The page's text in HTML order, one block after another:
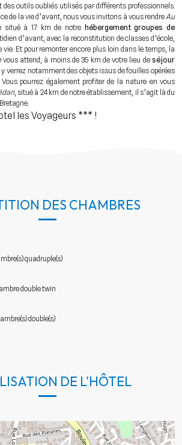
outils oubliés utilisés par différents professionnels.
de la vie d’avant, nous vous invitons à vous rendre Au
situé à 17 km de notre hébergement groupes de
d’avant, avec la reconstitution de classes d’école,
vie. Et pour remonter encore plus loin dans le temps, la
vous attend, à moins de 35 km de votre lieu deséjour
y verrez notamment des objets issus de fouilles opérées
pourrez également profiter de la nature en vous
, situé à 24 km de notre établissement, il s’agit là du
les Voyageurs *** !
DES CHAMBRES
quadruple(s)
double twin
double(s)
DE L'HÔTEL